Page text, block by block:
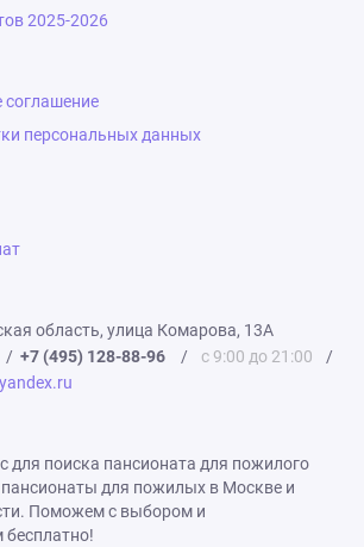
2025-2026
соглашение
персональных данных
область, улица Комарова, 13А
/ +7 (495) 128-88-96 / с 9:00 до 21:00
/
для поиска пансионата для пожилого
для пожилых в Москве и
Поможем с выбором и
бесплатно!